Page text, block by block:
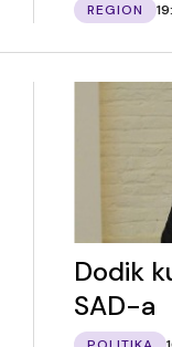
REGION
Dodik
SAD-a